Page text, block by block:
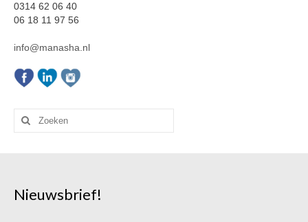
0314 62 06 40
06 18 11 97 56
info@manasha.nl
Zoeken
naar:
Nieuwsbrief!